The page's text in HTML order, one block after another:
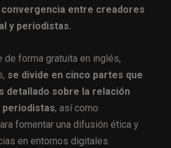
convergencia entre creadores
y periodistas.
de forma gratuita en inglés,
se divide en cinco partes que
detallado sobre la relación
, así como
fomentar una difusión ética y
en entornos digitales.